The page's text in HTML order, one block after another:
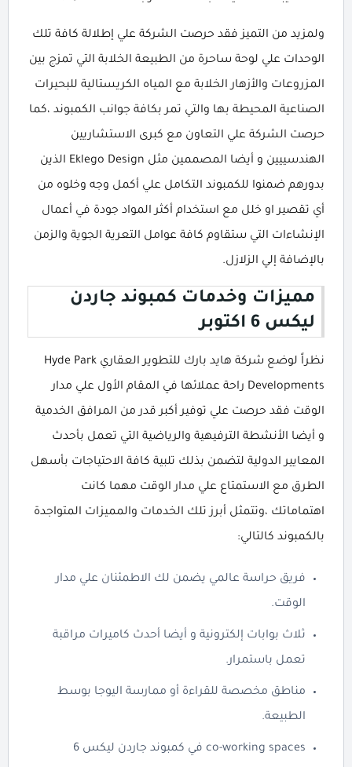
ولمزيد من التميز فقد حرصت الشركة علي إطلالة كافة تلك
الوحدات علي لوحة ساحرة من الطبيعة الخلابة التي تمزج بين
المزروعات والأزهار الخلابة مع المياه الكريستالية للبحيرات
الصناعية المحيطة بها والتي تمر بكافة جوانب الكمبوند ،كما
حرصت الشركة علي التعاون مع كبرى الاستشاريين
الهندسييين و أيضا المصممين مثل Eklego Design الذين
بدورهم ضمنوا للكمبوند التكامل علي أكمل وجه وخلوه من
أي تقصير او خلل مع استخدام أكثر المواد جودة في أعمال
الإنشاءات التي ستقاوم كافة عوامل التعرية الجوية والزمن
بالإضافة إلي الزلازل.
مميزات وخدمات كمبوند جاردن
ليكس 6 اكتوبر
نظراً لوضع شركة هايد بارك للتطوير العقاري Hyde Park
Developments راحة عملائها في المقام الأول علي مدار
الوقت فقد حرصت علي توفير أكبر قدر من المرافق الخدمية
و أيضا الأنشطة الترفيهية والرياضية التي تعمل بأحدث
المعايير الدولية لتضمن بذلك تلبية كافة الاحتياجات بأسهل
الطرق مع الاستمتاع علي مدار الوقت مهما كانت
اهتماماتك ،وتتمثل أبرز تلك الخدمات والمميزات المتواجدة
بالكمبوند كالتالي:
فريق حراسة عالمي يضمن لك الاطمئنان علي مدار
الوقت.
ثلاث بوابات إلكترونية و أيضا أحدث كاميرات مراقبة
تعمل باستمرار.
مناطق مخصصة للقراءة أو ممارسة اليوجا بوسط
الطبيعة.
co-working spaces في كمبوند جاردن ليكس 6